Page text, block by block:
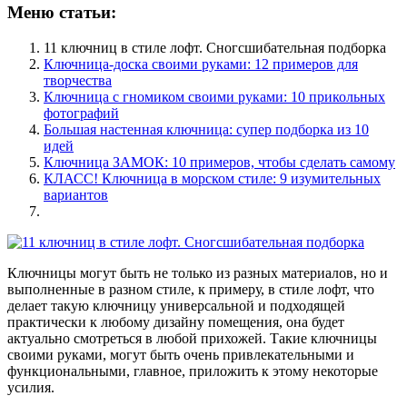
Меню статьи:
11 ключниц в стиле лофт. Сногсшибательная подборка
Ключница-доска своими руками: 12 примеров для
творчества
Ключница с гномиком своими руками: 10 прикольных
фотографий
Большая настенная ключница: супер подборка из 10
идей
Ключница ЗАМОК: 10 примеров, чтобы сделать самому
КЛАСС! Ключница в морском стиле: 9 изумительных
вариантов
Ключницы могут быть не только из разных материалов, но и
выполненные в разном стиле, к примеру, в стиле лофт, что
делает такую ключницу универсальной и подходящей
практически к любому дизайну помещения, она будет
актуально смотреться в любой прихожей. Такие ключницы
своими руками, могут быть очень привлекательными и
функциональными, главное, приложить к этому некоторые
усилия.